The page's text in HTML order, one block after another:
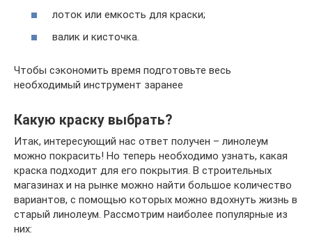
лоток или емкость для краски;
валик и кисточка.
Чтобы сэкономить время подготовьте весь
необходимый инструмент заранее
Какую краску выбрать?
Итак, интересующий нас ответ получен – линолеум
можно покрасить! Но теперь необходимо узнать, какая
краска подходит для его покрытия. В строительных
магазинах и на рынке можно найти большое количество
вариантов, с помощью которых можно вдохнуть жизнь в
старый линолеум. Рассмотрим наиболее популярные из
них: